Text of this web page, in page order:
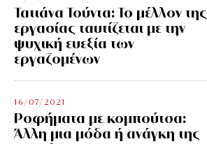
Τατιάνα Τούντα: Το μέλλον της
εργασίας ταυτίζεται με την
ψυχική ευεξία των
εργαζομένων
16/07/2021
Ροφήματα με κομπούτσα:
Άλλη μια μόδα ή ανάγκη της